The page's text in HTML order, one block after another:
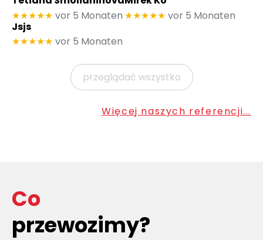
★★★★★ vor 5 Monaten ★★★★★ vor 5 Monaten
Jsjs
★★★★★ vor 5 Monaten
przeglądać wszystko
Więcej naszych referencji...
Co
przewozimy?